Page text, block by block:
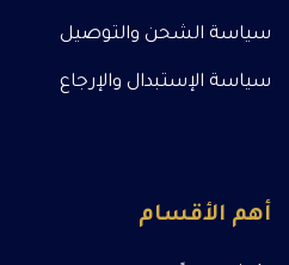
سياسة الشحن والتوصيل
سياسة الإستبدال والإرجاع
أهم الأقسام